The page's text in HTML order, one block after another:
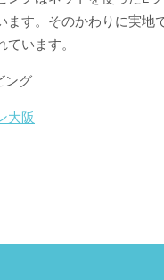
す。そのかわりに実地
います。
ング
大阪